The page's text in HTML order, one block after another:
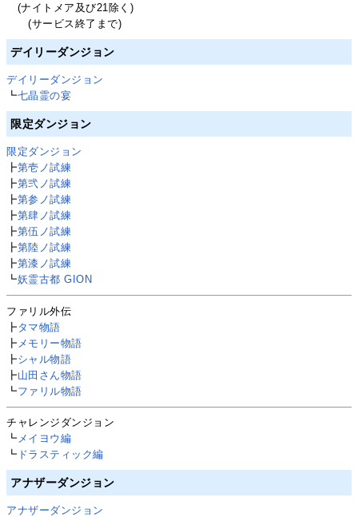
(ナイトメア及び21除く)
(サービス終了まで)
デイリーダンジョン
デイリーダンジョン
┗七晶霊の宴
限定ダンジョン
限定ダンジョン
┣第壱ノ試練
┣第弐ノ試練
┣第参ノ試練
┣第肆ノ試練
┣第伍ノ試練
┣第陸ノ試練
┣第漆ノ試練
┗妖霊古都 GION
ファリル外伝
┣タマ物語
┣ メモリー物語
┣シャル物語
┣山田さん物語
┗ファリル物語
チャレンジダンジョン
┗ メイヨウ編
┗ ドラスティック編
アナザーダンジョン
アナザーダンジョン